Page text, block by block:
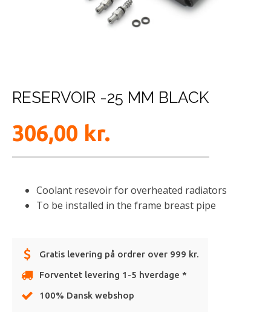
RESERVOIR -25 MM BLACK
306,00 kr.
Coolant resevoir for overheated radiators
To be installed in the frame breast pipe
Gratis levering på ordrer over 999 kr.
Forventet levering 1-5 hverdage *
100% Dansk webshop